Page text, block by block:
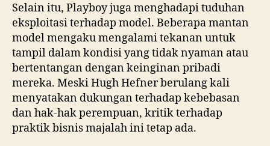
Selain itu, Playboy juga menghadapi tuduhan
eksploitasi terhadap model. Beberapa mantan
model mengaku mengalami tekanan untuk
tampil dalam kondisi yang tidak nyaman atau
bertentangan dengan keinginan pribadi
mereka. Meski Hugh Hefner berulang kali
menyatakan dukungan terhadap kebebasan
dan hak-hak perempuan, kritik terhadap
praktik bisnis majalah ini tetap ada.